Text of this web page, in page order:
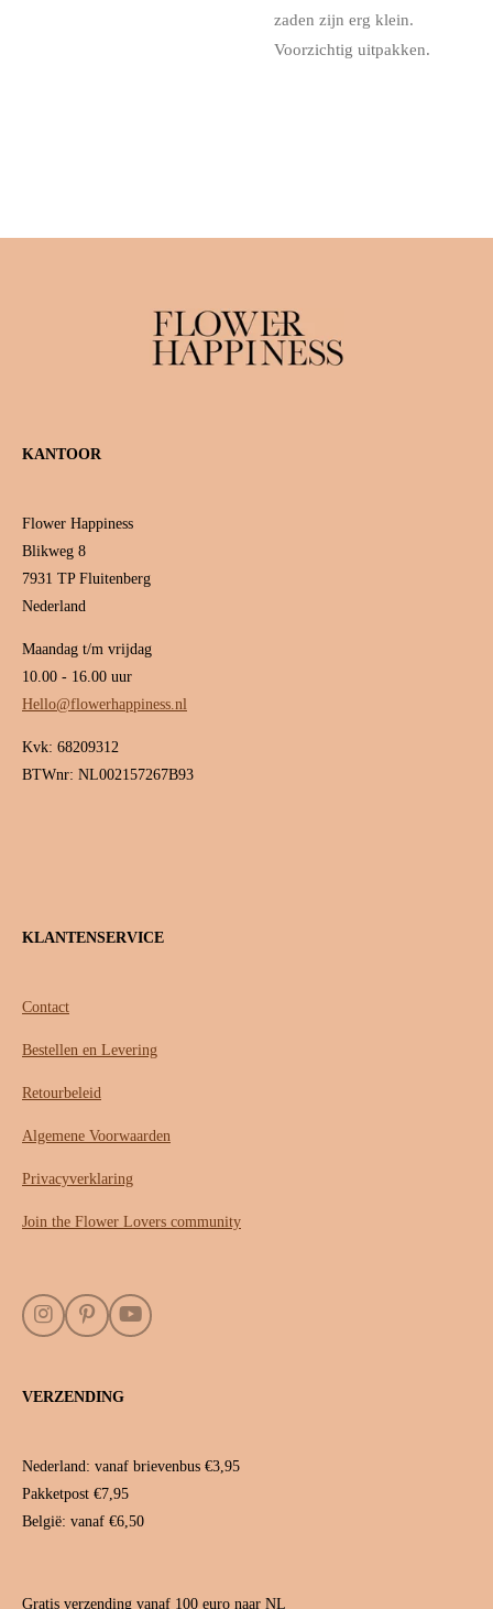
zaden zijn erg klein.
Voorzichtig uitpakken.
KANTOOR
Flower Happiness
Blikweg 8
7931 TP Fluitenberg
Nederland
Maandag t/m vrijdag
10.00 - 16.00 uur
Hello@flowerhappiness.nl
Kvk: 68209312
BTWnr: NL002157267B93
KLANTENSERVICE
Contact
Bestellen en Levering
Retourbeleid
Algemene Voorwaarden
Privacyverklaring
Join the Flower Lovers community
I
a
a
P
e
s
Y
VERZENDING
Nederland: vanaf brievenbus €3,95
Pakketpost €7,95
België: vanaf €6,50
Gratis verzending vanaf 100 euro naar NL